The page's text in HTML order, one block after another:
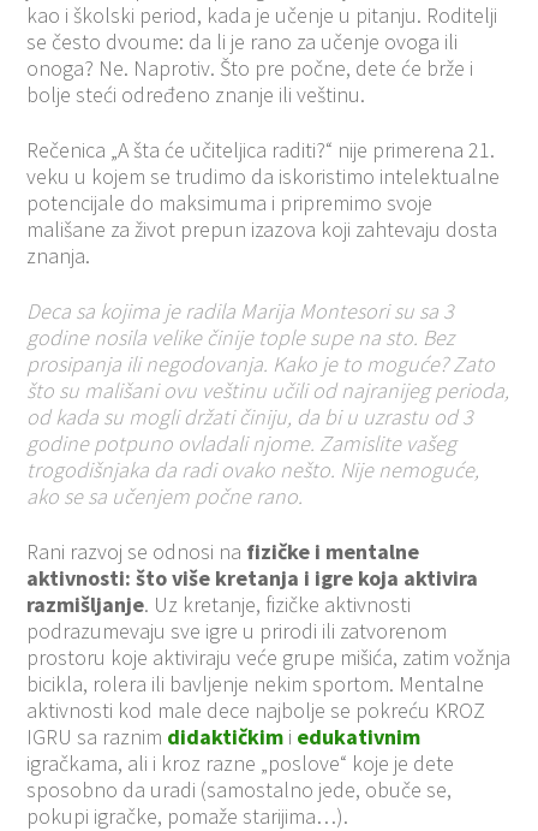
kao i školski period, kada je učenje u pitanju. Roditelji
se često dvoume: da li je rano za učenje ovoga ili
onoga? Ne. Naprotiv. Što pre počne, dete će brže i
bolje steći određeno znanje ili veštinu.
Rečenica „A šta će učiteljica raditi?“ nije primerena 21.
veku u kojem se trudimo da iskoristimo intelektualne
potencijale do maksimuma i pripremimo svoje
mališane za život prepun izazova koji zahtevaju dosta
znanja.
Deca sa kojima je radila Marija Montesori su sa 3
godine nosila velike činije tople supe na sto. Bez
prosipanja ili negodovanja. Kako je to moguće? Zato
što su mališani ovu veštinu učili od najranijeg perioda,
od kada su mogli držati činiju, da bi u uzrastu od 3
godine potpuno ovladali njome. Zamislite vašeg
trogodišnjaka da radi ovako nešto. Nije nemoguće,
ako se sa učenjem počne rano.
Rani razvoj se odnosi na fizičke i mentalne
aktivnosti: što više kretanja i igre koja aktivira
razmišljanje. Uz kretanje, fizičke aktivnosti
podrazumevaju sve igre u prirodi ili zatvorenom
prostoru koje aktiviraju veće grupe mišića, zatim vožnja
bicikla, rolera ili bavljenje nekim sportom. Mentalne
aktivnosti kod male dece najbolje se pokreću KROZ
IGRU sa raznim didaktičkim i edukativnim
igračkama, ali i kroz razne „poslove“ koje je dete
sposobno da uradi (samostalno jede, obuče se,
pokupi igračke, pomaže starijima…).